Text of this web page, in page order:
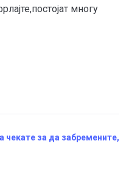
многу
чекате за да забремените,